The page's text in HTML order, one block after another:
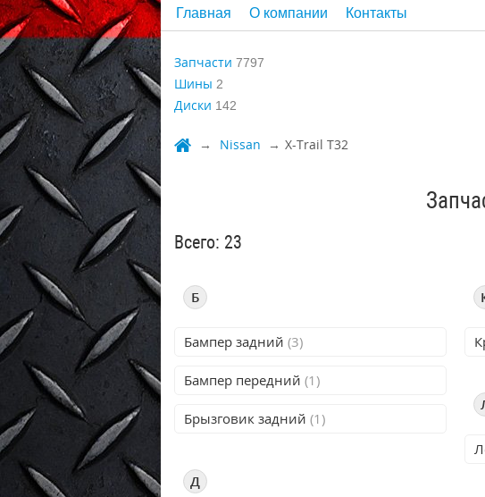
Главная О компании Контакты
Запчасти 7797
Шины 2
Диски 142
Nissan X-Trail T32
Всего: 23
Б
Бампер задний (3)
Бампер передний (1)
Брызговик задний (1)
Д